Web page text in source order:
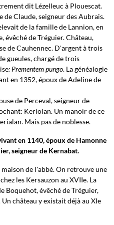
dit Lézelleuc à Plouescat.
de Claude, seigneur des Aubrais.
de la famille de Lannion, en
évêché de Tréguier. Château,
de Cauhennec. D'argent à trois
gueules, chargé de trois
: Prementem pungo. La généalogie
en 1352, époux de Adeline de
de Perceval, seigneur de
Keriolan. Un manoir de ce
Mais pas de noblesse.
en 1140, époux de Hamonne
seigneur de Kernabat.
de l'abbé. On retrouve une
les Kersauzon au XVIIe. La
Boquehot, évêché de Tréguier,
château y existait déjà au XIe